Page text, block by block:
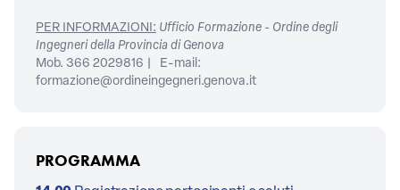
PER INFORMAZIONI: Ufficio Formazione - Ordine degli
Ingegneri della Provincia di Genova
Mob. 366 2029816 | E-mail:
formazione@ordineingegneri.genova.it
PROGRAMMA